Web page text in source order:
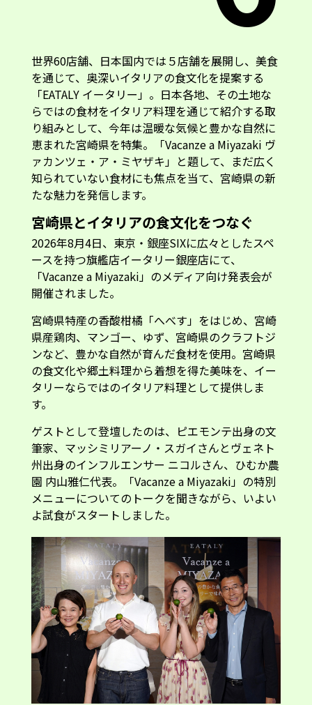
世界60店舗、日本国内では５店舗を展開し、美食
を通じて、奥深いイタリアの食文化を提案する
「EATALY イータリー」。日本各地、その土地な
らではの食材をイタリア料理を通じて紹介する取
り組みとして、今年は温暖な気候と豊かな自然に
恵まれた宮崎県を特集。「Vacanze a Miyazaki ヴ
ァカンツェ・ア・ミヤザキ」と題して、まだ広く
知られていない食材にも焦点を当て、宮崎県の新
たな魅力を発信します。
宮崎県とイタリアの食文化をつなぐ
2026年8月4日、東京・銀座SIXに広々としたスペ
ースを持つ旗艦店イータリー銀座店にて、
「Vacanze a Miyazaki」のメディア向け発表会が
開催されました。
宮崎県特産の香酸柑橘「へべす」をはじめ、宮崎
県産鶏肉、マンゴー、ゆず、宮崎県のクラフトジ
ンなど、豊かな自然が育んだ食材を使用。宮崎県
の食文化や郷土料理から着想を得た美味を、イー
タリーならではのイタリア料理として提供しま
す。
ゲストとして登壇したのは、ピエモンテ出身の文
筆家、マッシミリアーノ・スガイさんとヴェネト
州出身のインフルエンサー ニコルさん、ひむか農
園 内山雅仁代表。「Vacanze a Miyazaki」の特別
メニューについてのトークを聞きながら、いよい
よ試食がスタートしました。